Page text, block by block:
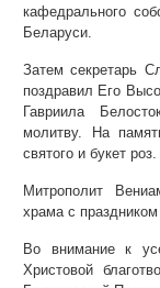
кафедрального
Беларуси.
Затем секретарь
поздравил Его
Гавриила
молитву. На
святого и букет роз.
Митрополит
храма с
Во внимание к
Христовой